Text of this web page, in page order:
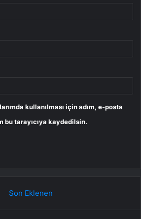
kullanılması için adım, e-posta
bu tarayıcıya kaydedilsin.
Son Eklenen